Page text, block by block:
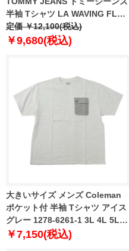
半袖 Tシャツ LA WAVING FLAG
EXT USA直輸入 dm0dm22520
定価 ￥12,100(税込)
￥9,680(税込)
大きいサイズ メンズ Coleman
ポケット付 半袖 Tシャツ アイス
グレー 1278-6261-1 3L 4L 5L
6L 8L
￥7,150(税込)